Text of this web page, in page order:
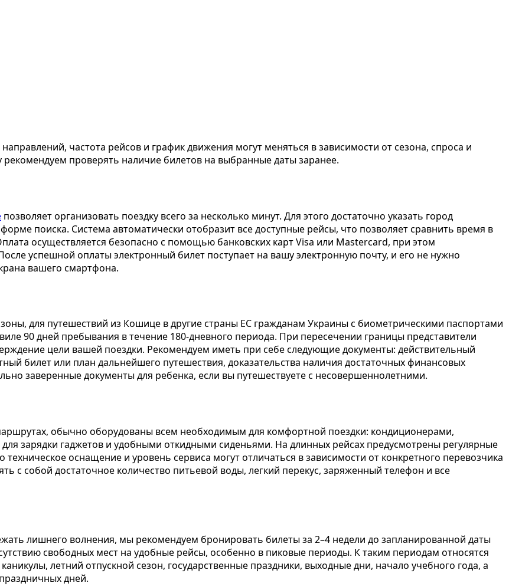
частота рейсов и график движения могут меняться в зависимости от сезона, спроса и
проверять наличие билетов на выбранные даты заранее.
позволяет организовать поездку всего за несколько минут. Для этого достаточно указать город
поиска. Система автоматически отобразит все доступные рейсы, что позволяет сравнить время в
осуществляется безопасно с помощью банковских карт Visa или Mastercard, при этом
успешной оплаты электронный билет поступает на вашу электронную почту, и его не нужно
вашего смартфона.
для путешествий из Кошице в другие страны ЕС гражданам Украины с биометрическими паспортами
90 дней пребывания в течение 180-дневного периода. При пересечении границы представители
цели вашей поездки. Рекомендуем иметь при себе следующие документы: действительный
билет или план дальнейшего путешествия, доказательства наличия достаточных финансовых
заверенные документы для ребенка, если вы путешествуете с несовершеннолетними.
обычно оборудованы всем необходимым для комфортной поездки: кондиционерами,
зарядки гаджетов и удобными откидными сиденьями. На длинных рейсах предусмотрены регулярные
оснащение и уровень сервиса могут отличаться в зависимости от конкретного перевозчика
с собой достаточное количество питьевой воды, легкий перекус, заряженный телефон и все
лишнего волнения, мы рекомендуем бронировать билеты за 2–4 недели до запланированной даты
свободных мест на удобные рейсы, особенно в пиковые периоды. К таким периодам относятся
летний отпускной сезон, государственные праздники, выходные дни, начало учебного года, а
дней.